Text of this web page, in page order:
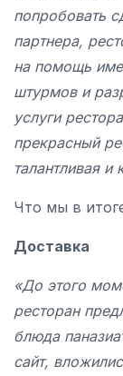
попробовать
партнера,
на помощь
штурмов и
услуги
прекрасный
талантливая и
Что мы в
Доставка
«До этого
ресторан
блюда
сайт,